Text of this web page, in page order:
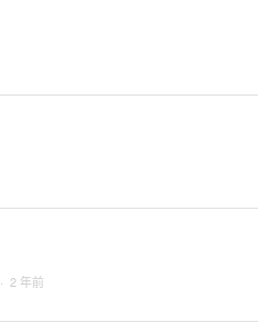
· 2 年前